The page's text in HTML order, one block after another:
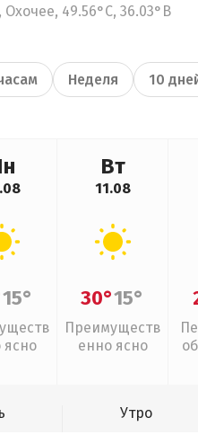
49.56°С, 36.03°В
Неделя 10
15°
ясно
Вт
11.08
30°15°
Преимуществ
енно ясно
Утро